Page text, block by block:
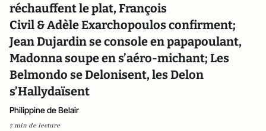
réchauffent le plat, François
Civil & Adèle Exarchopoulos confirment;
Jean Dujardin se console en papapoulant,
Madonna soupe en s’aéro-michant; Les
Belmondo se Delonisent, les Delon
s’Hallydaïsent
Philippine de Belair
7 min de lecture